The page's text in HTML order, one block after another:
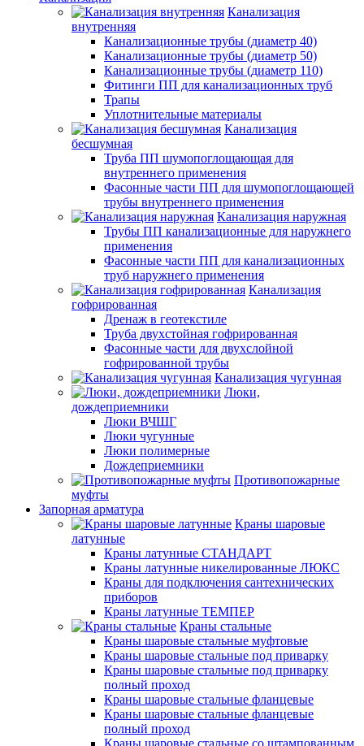
Канализация
внутренняя
Канализационные трубы (диаметр 40)
Канализационные трубы (диаметр 50)
Канализационные трубы (диаметр 110)
Фитинги ПП для канализационных труб
Трапы
Уплотнительные материалы
Канализация
бесшумная
Труба ПП шумопоглощающая для
внутреннего применения
Фасонные части ПП для шумопоглощающей
трубы внутреннего применения
Канализация наружная
Трубы ПП канализационные для наружнего
применения
Фасонные части ПП для канализационных
труб наружнего применения
Канализация
гофрированная
Дренаж в геотекстиле
Труба двухстойная гофрированная
Фасонные части для двухслойной
гофрированной трубы
Канализация чугунная
Люки,
дождеприемники
Люки ВЧШГ
Люки чугунные
Люки полимерные
Дождеприемники
Противопожарные
муфты
Запорная арматура
Краны шаровые
латунные
Краны латунные СТАНДАРТ
Краны латунные никелированные ЛЮКС
Краны для подключения сантехнических
приборов
Краны латунные ТЕМПЕР
Краны стальные
Краны шаровые стальные муфтовые
Краны шаровые стальные под приварку
Краны шаровые стальные под приварку
полный проход
Краны шаровые стальные фланцевые
Краны шаровые стальные фланцевые
полный проход
Краны шаровые стальные со штампованным